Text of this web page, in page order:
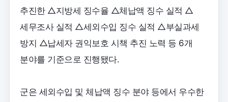
추진한 △지방세 징수율 △체납액 징수 실적 △
세무조사 실적 △세외수입 징수 실적 △부실과세
방지 △납세자 권익보호 시책 추진 노력 등 6개
분야를 기준으로 진행됐다.
군은 세외수입 및 체납액 징수 분야 등에서 우수한